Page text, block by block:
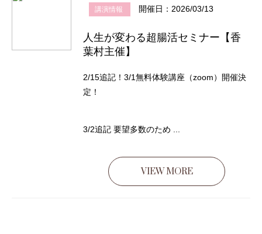
講演情報 開催日：2026/03/13
人生が変わる超腸活セミナー【香
葉村主催】
2/15追記！3/1無料体験講座（zoom）開催決
定！
3/2追記 要望多数のため ...
VIEW MORE